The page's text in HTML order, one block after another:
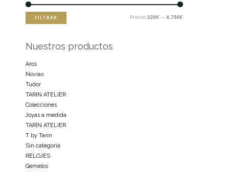
FILTRAR Precio: 220€ — 4.750€
Nuestros productos
Aros
Novias
Tudor
TARIN ATELIER
Colecciones
Joyas a medida
TARÍN ATELIER
T by Tarín
Sin categoría
RELOJES
Gemelos